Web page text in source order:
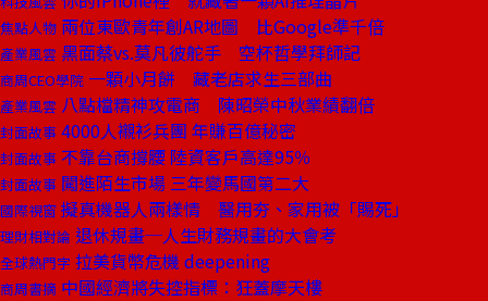
焦點人物 兩位東歐青年創AR地圖 比Google準千倍
產業風雲 黑面蔡vs.莫凡彼舵手 空杯哲學拜師記
商周CEO學院 一顆小月餅 藏老店求生三部曲
產業風雲 八點檔精神攻電商 陳昭榮中秋業績翻倍
封面故事 4000人襯衫兵團 年賺百億秘密
封面故事 不靠台商撐腰 陸資客戶高達95％
封面故事 闖進陌生市場 三年變馬國第二大
國際視窗 擬真機器人兩樣情 醫用夯、家用被「賜死」
理財相對論 退休規畫─人生財務規畫的大會考
全球熱門字 拉美貨幣危機 deepening
商周書摘 中國經濟將失控指標：狂蓋摩天樓